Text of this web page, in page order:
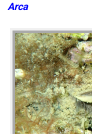
Arca